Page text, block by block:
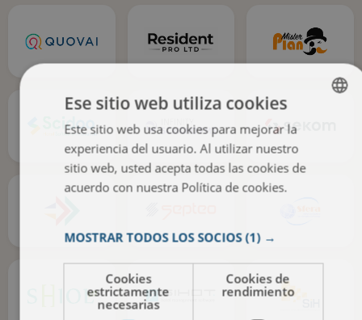
Ese sitio web utiliza cookies
Este sitio web usa cookies para mejorar la
experiencia del usuario. Al utilizar nuestro
sitio web, usted acepta todas las cookies de
acuerdo con nuestra Política de cookies.
MOSTRAR TODOS LOS SOCIOS (1) →
Cookies
estrictamente
necesarias
Cookies de
rendimiento